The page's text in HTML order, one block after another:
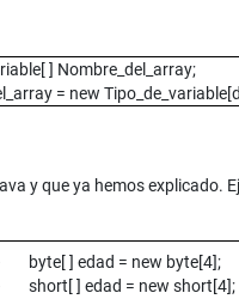
] Nombre_del_array;
= new
y que ya hemos explicado.
byte[ ] edad = new byte[4];
short[ ] edad = new short[4];